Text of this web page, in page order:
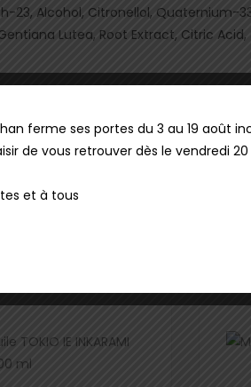
23, Alcohol, Citronellol, Quaternium-
Lutea, Root Extract, Citric
abondamment.
ferme ses portes du 3 au 19 août
de vous retrouver dès le vendredi
et à tous